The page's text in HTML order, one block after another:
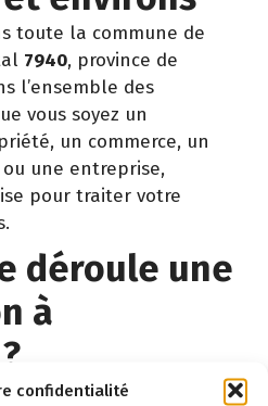
confidentialité
toute la commune de
7940, province de
l’ensemble des
vous soyez un
un commerce, un
une entreprise,
pour traiter votre
déroule une
à